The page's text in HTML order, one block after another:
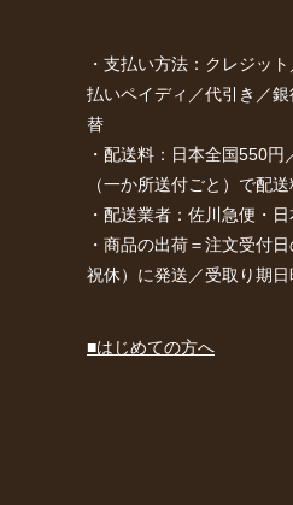
・支払い方法：クレジッ
払いペイディ／代引き／
替
・配送料：日本全国550円
（一か所送付ごと）で配
・配送業者：佐川急便・
・商品の出荷＝注文受付
祝休）に発送／受取り期
■はじめての方へ